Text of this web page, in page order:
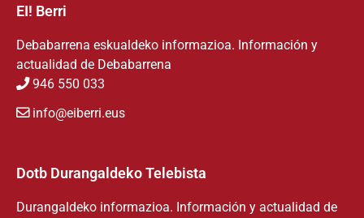
EI! Berri
Debabarrena eskualdeko informazioa. Información y
actualidad de Debabarrena
946 550 033
info@eiberri.eus
Dotb Durangaldeko Telebista
Durangaldeko informazioa. Información y actualidad de